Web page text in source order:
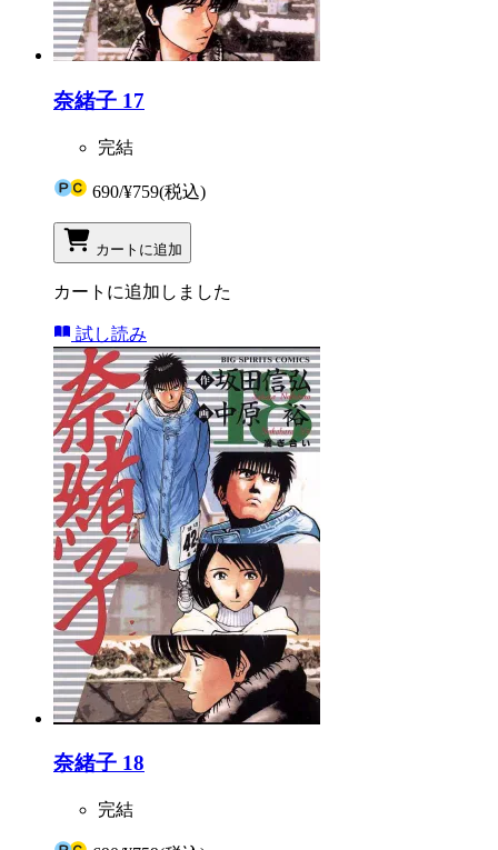
奈緒子 17
完結
690/¥759(税込)
カートに追加
カートに追加しました
試し読み
奈緒子 18
完結